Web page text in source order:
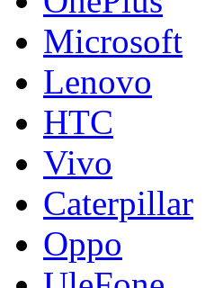
Microsoft
Lenovo
HTC
Vivo
Caterpillar
Oppo